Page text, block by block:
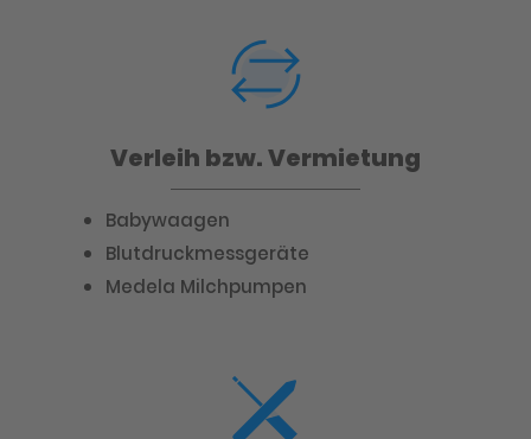
Verleih bzw. Vermietung
Babywaagen
Blutdruckmessgeräte
Medela Milchpumpen